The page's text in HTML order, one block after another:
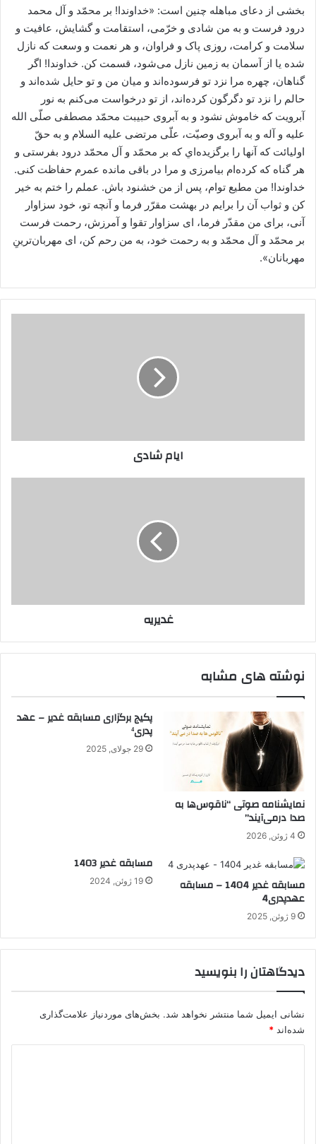
بخشی از دعای مباهله چنين است: «خداوندا! بر محمّد و آل محمد
درود فرست و به من شادی و خرّمی، استقامت و گشایش، عافیت و
سلامت و کرامت، روزی پاک و فراوان، و هر نعمت و وسعت که نازل
شده یا از آسمان به زمین نازل می‌شود، قسمت کن. خداوندا! اگر
گناهان، چهره مرا نزد تو فرسوده‌اند و میان من و تو حایل شده‌اند و
حالم را نزد تو دگرگون کرده‌اند، از تو درخواست می‌کنم به نور
آبرویت که خاموش نشود و به آبروی حبیبت محمّد مصطفی صلّی الله
علیه و آله و به آبروی وصیّت، علّی مرتضی علیه السلام و به حقّ
اولیائت که آنها را برگزید‌ه‌اي که بر محمّد و آل محمّد درود بفرستی و
هر گناه که کرده‌ام بیامرزی و مرا در باقی مانده عمرم حفاظت کنی.
خداوندا! من مطیع توام، پس از من خشنود باش. عملم را ختم به خیر
کن و ثواب آن را برایم در بهشت مقرّر فرما و آنچه تو، خود سزاوار
آنی، برای من مقدّر فرما، ای سزاوار تقوا و آمرزش، رحمت فرست
بر محمّد و آل محمّد و به رحمت خود، به من رحم کن، ای مهربان‌ترینِ
مهربانان».
ایام شادی
غدیریه
نوشته های مشابه
نمایشنامه صوتی “ناقوس‌ها به
صدا در‌می‌آیند”
4 ژوئن, 2026
پکیج برگزاری مسابقه غدیر – عهد
پدری⁴
29 جولای, 2025
مسابقه غدیر 1404 – مسابقه
عهدپدری4
9 ژوئن, 2025
مسابقه غدیر 1403
19 ژوئن, 2024
دیدگاهتان را بنویسید
نشانی ایمیل شما منتشر نخواهد شد. بخش‌های موردنیاز علامت‌گذاری
شده‌اند *